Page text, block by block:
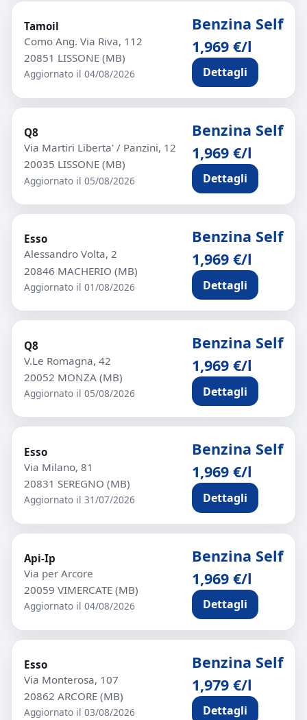
Tamoil
Como Ang. Via Riva, 112
20851 LISSONE (MB)
Aggiornato il 04/08/2026
Benzina Self
1,969 €/l
Dettagli
Q8
Via Martiri Liberta' / Panzini, 12
20035 LISSONE (MB)
Aggiornato il 05/08/2026
Benzina Self
1,969 €/l
Dettagli
Esso
Alessandro Volta, 2
20846 MACHERIO (MB)
Aggiornato il 01/08/2026
Benzina Self
1,969 €/l
Dettagli
Q8
V.Le Romagna, 42
20052 MONZA (MB)
Aggiornato il 05/08/2026
Benzina Self
1,969 €/l
Dettagli
Esso
Via Milano, 81
20831 SEREGNO (MB)
Aggiornato il 31/07/2026
Benzina Self
1,969 €/l
Dettagli
Api-Ip
Via per Arcore
20059 VIMERCATE (MB)
Aggiornato il 04/08/2026
Benzina Self
1,969 €/l
Dettagli
Esso
Via Monterosa, 107
20862 ARCORE (MB)
Aggiornato il 03/08/2026
Benzina Self
1,979 €/l
Dettagli